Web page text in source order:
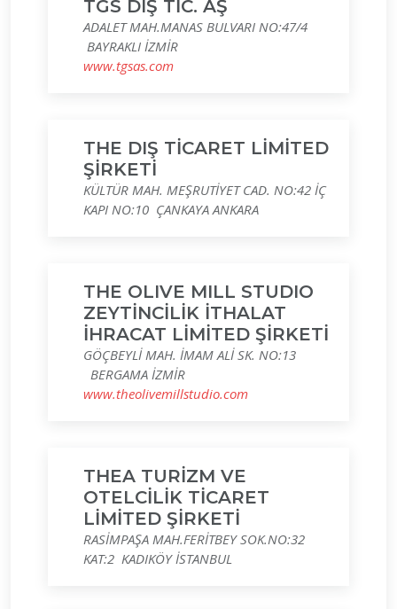
TGS DIŞ TİC. AŞ
ADALET MAH.MANAS BULVARI NO:47/4
BAYRAKLI İZMİR
www.tgsas.com
THE DIŞ TİCARET LİMİTED
ŞİRKETİ
KÜLTÜR MAH. MEŞRUTİYET CAD. NO:42 İÇ
KAPI NO:10 ÇANKAYA ANKARA
THE OLIVE MILL STUDIO
ZEYTİNCİLİK İTHALAT
İHRACAT LİMİTED ŞİRKETİ
GÖÇBEYLİ MAH. İMAM ALİ SK. NO:13
BERGAMA İZMİR
www.theolivemillstudio.com
THEA TURİZM VE
OTELCİLİK TİCARET
LİMİTED ŞİRKETİ
RASİMPAŞA MAH.FERİTBEY SOK.NO:32
KAT:2 KADIKÖY İSTANBUL